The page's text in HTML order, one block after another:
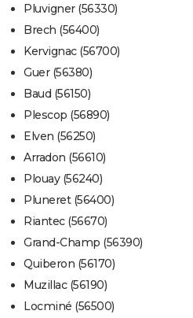
Pluvigner (56330)
Brech (56400)
Kervignac (56700)
Guer (56380)
Baud (56150)
Plescop (56890)
Elven (56250)
Arradon (56610)
Plouay (56240)
Pluneret (56400)
Riantec (56670)
Grand-Champ (56390)
Quiberon (56170)
Muzillac (56190)
Locminé (56500)